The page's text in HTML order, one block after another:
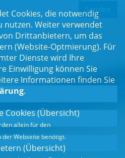
Landtag und der Region.
Cookies, die notwendig
nutzen. Weiter verwendet
Drittanbietern, um das
(Website-Optmierung). Für
Dienste wird Ihre
Einwilligung können Sie
Informationen finden Sie
.
Cookies (Übersicht)
allein für den
Webseite benötigt.
(Übersicht)